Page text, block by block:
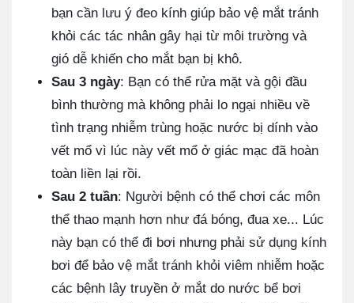
bạn cần lưu ý đeo kính giúp bảo vệ mắt tránh
khỏi các tác nhân gây hại từ môi trường và
gió dễ khiến cho mắt bạn bị khô.
Sau 3 ngày: Bạn có thể rửa mặt và gội đầu
bình thường mà không phải lo ngại nhiều về
tình trạng nhiễm trùng hoặc nước bị dính vào
vết mổ vì lúc này vết mổ ở giác mạc đã hoàn
toàn liền lại rồi.
Sau 2 tuần: Người bệnh có thể chơi các môn
thể thao mạnh hơn như đá bóng, đua xe... Lúc
này bạn có thể đi bơi nhưng phải sử dụng kính
bơi để bảo vệ mắt tránh khỏi viêm nhiễm hoặc
các bệnh lây truyền ở mắt do nước bể bơi